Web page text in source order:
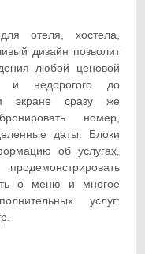
отеля, хостела,
дизайн позволит
любой ценовой
и недорогого до
экране сразу же
номер,
даты. Блоки
об услугах,
о меню и многое
услуг: